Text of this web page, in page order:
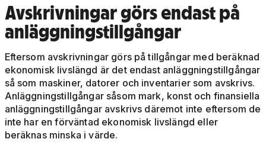
Avskrivningar görs endast på
anläggningstillgångar
Eftersom avskrivningar görs på tillgångar med beräknad
ekonomisk livslängd är det endast anläggningstillgångar
så som maskiner, datorer och inventarier som avskrivs.
Anläggningstillgångar såsom mark, konst och finansiella
anläggningstillgångar avskrivs däremot inte eftersom de
inte har en förväntad ekonomisk livslängd eller
beräknas minska i värde.